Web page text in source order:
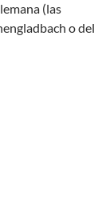
(las
o del